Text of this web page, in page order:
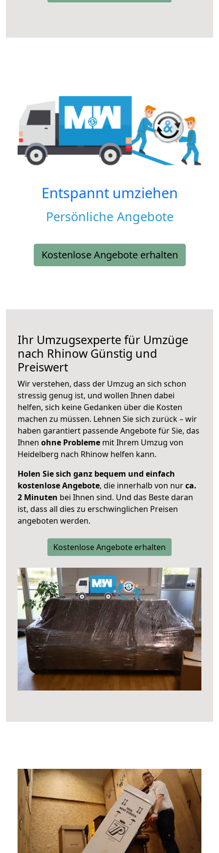
Entspannt umziehen
Persönliche Angebote
Kostenlose Angebote erhalten
Ihr Umzugsexperte für Umzüge
nach Rhinow Günstig und
Preiswert
Wir verstehen, dass der Umzug an sich schon
stressig genug ist, und wollen Ihnen dabei
helfen, sich keine Gedanken über die Kosten
machen zu müssen. Lehnen Sie sich zurück – wir
haben garantiert passende Angebote für Sie, das
Ihnen ohne Probleme mit Ihrem Umzug von
Heidelberg nach Rhinow helfen kann.
Holen Sie sich ganz bequem und einfach
kostenlose Angebote, die innerhalb von nurca.
2 Minuten bei Ihnen sind. Und das Beste daran
ist, dass all dies zu erschwinglichen Preisen
angeboten werden.
Kostenlose Angebote erhalten